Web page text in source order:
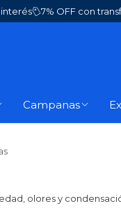
7% OFF con
Campanas
olores y